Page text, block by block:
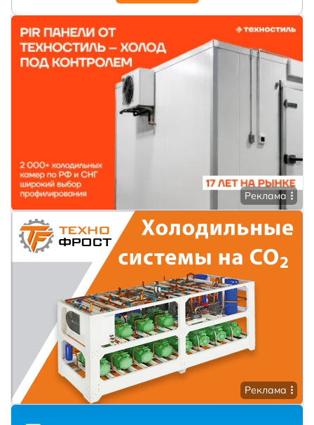
Реклама
Реклама